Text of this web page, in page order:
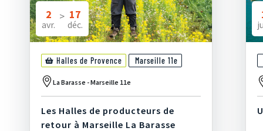
2
avr.
> 17
déc.
Halles de Provence Marseille 11e
La Barasse - Marseille 11e
Les Halles de producteurs de
retour à Marseille La Barasse